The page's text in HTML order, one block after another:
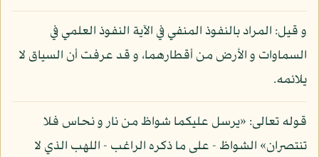
و قيل: المراد بالنفوذ المنفي في الآية النفوذ العلمي في
السماوات و الأرض من أقطارهما، و قد عرفت أن السياق لا
يلائمه.
قوله تعالى: «يرسل عليكما شواظ من نار و نحاس فلا
تنتصران» الشواظ - على ما ذكره الراغب - اللهب الذي لا